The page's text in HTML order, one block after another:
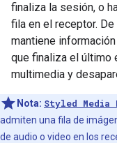
finaliza la sesión, o
fila en el receptor.
mantiene
que finaliza el último
multimedia y
Nota: Styled Media
admiten una fila de
de audio o video en los